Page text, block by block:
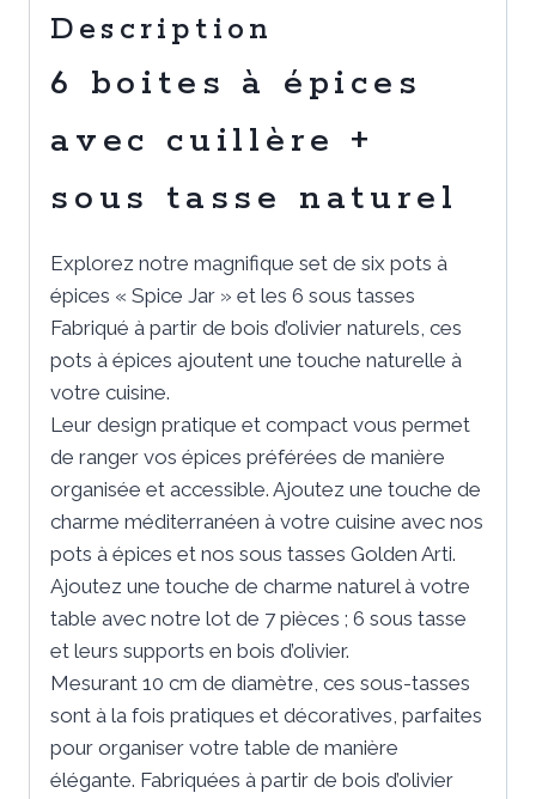
tasses
Description
6 boites à épices
avec cuillère +
sous tasse naturel
Explorez notre magnifique set de six pots à
épices « Spice Jar » et les 6 sous tasses
Fabriqué à partir de bois d’olivier naturels, ces
pots à épices ajoutent une touche naturelle à
votre cuisine.
Leur design pratique et compact vous permet
de ranger vos épices préférées de manière
organisée et accessible. Ajoutez une touche de
charme méditerranéen à votre cuisine avec nos
pots à épices et nos sous tasses Golden Arti.
Ajoutez une touche de charme naturel à votre
table avec notre lot de 7 pièces ; 6 sous tasse
et leurs supports en bois d’olivier.
Mesurant 10 cm de diamètre, ces sous-tasses
sont à la fois pratiques et décoratives, parfaites
pour organiser votre table de manière
élégante. Fabriquées à partir de bois d’olivier